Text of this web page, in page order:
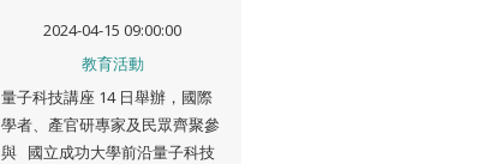
2024-04-15 09:00:00
教育活動
量子科技講座 14 日舉辦，國際
學者、產官研專家及民眾齊聚參
與 國立成功大學前沿量子科技